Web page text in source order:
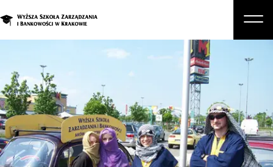
O nas
Studia
Studia podyplomowe i kursy
Kandydat
Student